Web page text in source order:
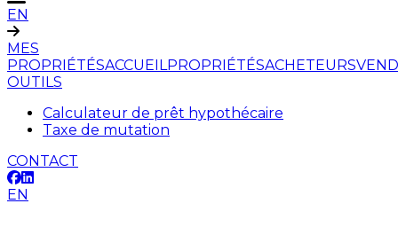
EN
MES
PROPRIÉTÉSACCUEILPROPRIÉTÉSACHETEURS
OUTILS
Calculateur de prêt hypothécaire
Taxe de mutation
CONTACT
EN